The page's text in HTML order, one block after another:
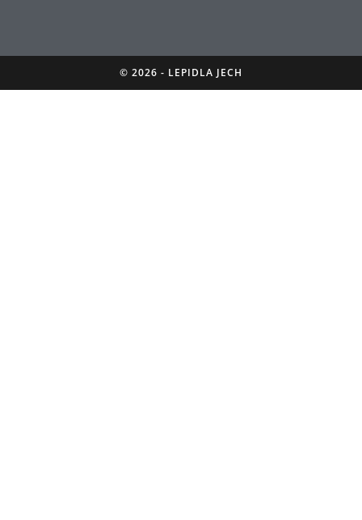
© 2026 - LEPIDLA JECH